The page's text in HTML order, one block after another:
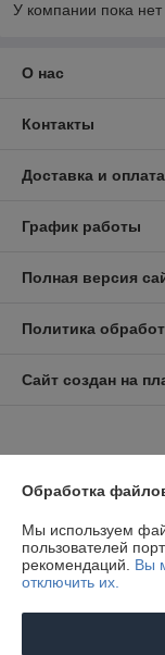
У компании пока
О нас
Контакты
Доставка и оплата
График работы
Полная версия
Политика
Сайт создан на
Информация для
Юридическое лицо:
г. Минск, ул.
Регистрационный
Обработка
Мы используем
пользователей
рекомендаций. Вы
отключить их.